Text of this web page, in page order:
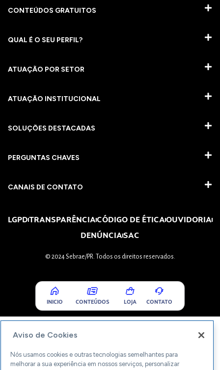
CONTEÚDOS GRATUITOS
QUAL É O SEU PERFIL?
ATUAÇÃO POR SETOR
ATUAÇÃO INSTITUCIONAL
SOLUÇÕES DESTACADAS
PERGUNTAS CHAVES​
CANAIS DE CONTATO
LGPDTRANSPARÊNCIACÓDIGO DE ÉTICAOUVIDORIA
DENÚNCIASAC
© 2024 Sebrae/PR. Todos os direitos reservados.
INICIO CONTEÚDOS LOJA CONTATO
Aviso de Cookies
Nós usamos cookies e outras tecnologias semelhantes para
melhorar a sua experiência em nossos serviços, personalizar